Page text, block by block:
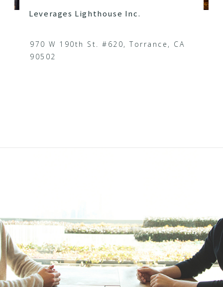
Leverages Lighthouse Inc.
970 W 190th St. #620, Torrance, CA
90502